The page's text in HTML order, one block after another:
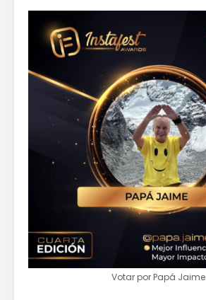
Votar por Papá Jaime